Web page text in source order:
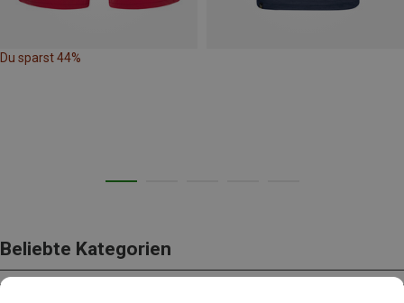
Du sparst 44%
Beliebte Kategorien